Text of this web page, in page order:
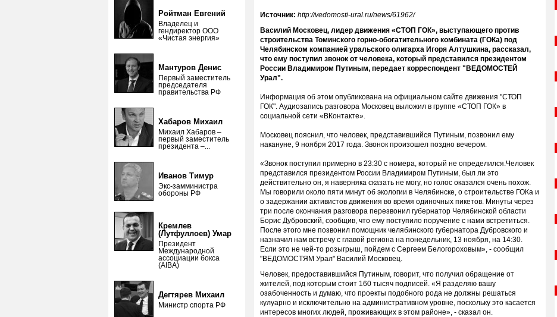
Ройтман Евгений
Владелец и
гендиректор ООО
«Чистая энергия»
Мантуров Денис
Первый заместитель
председателя
правительства РФ
Хабаров Михаил
Михаил Хабаров –
первый заместитель
президента –...
Иванов Тимур
Экс-замминистра
обороны РФ
Кремлев
(Лутфуллоев) Умар
Президент
Международной
ассоциации бокса
(AIBA)
Дегтярев Михаил
Министр спорта РФ
Источник: http://vedomosti-ural.ru/news/61962/
Василий Московец, лидер движения «СТОП ГОК», выступающего против
строительства Томинского горно-обогатительного комбината (ГОКа) под
Челябинском компанией уральского олигарха Игоря Алтушкина, рассказал,
что ему поступил звонок от человека, который представился президентом
России Владимиром Путиным, передает корреспондент "ВЕДОМОСТЕЙ
Урал".
Информация об этом опубликована на официальном сайте движения "СТОП
ГОК". Аудиозапись разговора Московец выложил в группе «СТОП ГОК» в
социальной сети «ВКонтакте».
Московец пояснил, что человек, представившийся Путиным, позвонил ему
накануне, 9 ноября 2017 года. Звонок произошел поздно вечером.
«Звонок поступил примерно в 23:30 с номера, который не определился.Человек
представился президентом России Владимиром Путиным, был ли это
действительно он, я наверняка сказать не могу, но голос оказался очень похож.
Мы говорили около пяти минут об экологии в Челябинске, о строительстве ГОКа и
о задержании активистов движения во время одиночных пикетов. Минуты через
три после окончания разговора перезвонил губернатор Челябинской области
Борис Дубровский, сообщив, что ему поступило поручение с нами встретиться.
После этого мне позвонил помощник челябинского губернатора Дубровского и
назначил нам встречу с главой региона на понедельник, 13 ноября, на 14:30.
Если это не чей-то розыгрыш, пойдем с Сергеем Белогороховым», - сообщил
"ВЕДОМОСТЯМ Урал" Василий Московец.
Человек, предоставившийся Путиным, говорит, что получил обращение от
жителей, под которым стоит 160 тысяч подписей. «Я разделяю вашу
озабоченность и думаю, что проекты подобного рода не должны решаться
кулуарно и исключительно на административном уровне, поскольку это касается
интересов многих людей, проживающих в этом районе», - сказал он.